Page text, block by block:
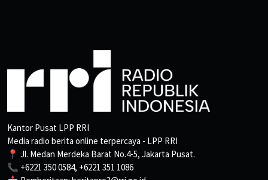
Kantor Pusat LPP RRI
Media radio berita online terpercaya - LPP RRI
📍 Jl. Medan Merdeka Barat No.4-5, Jakarta Pusat.
📞 +6221 350 0584, +6221 351 1086